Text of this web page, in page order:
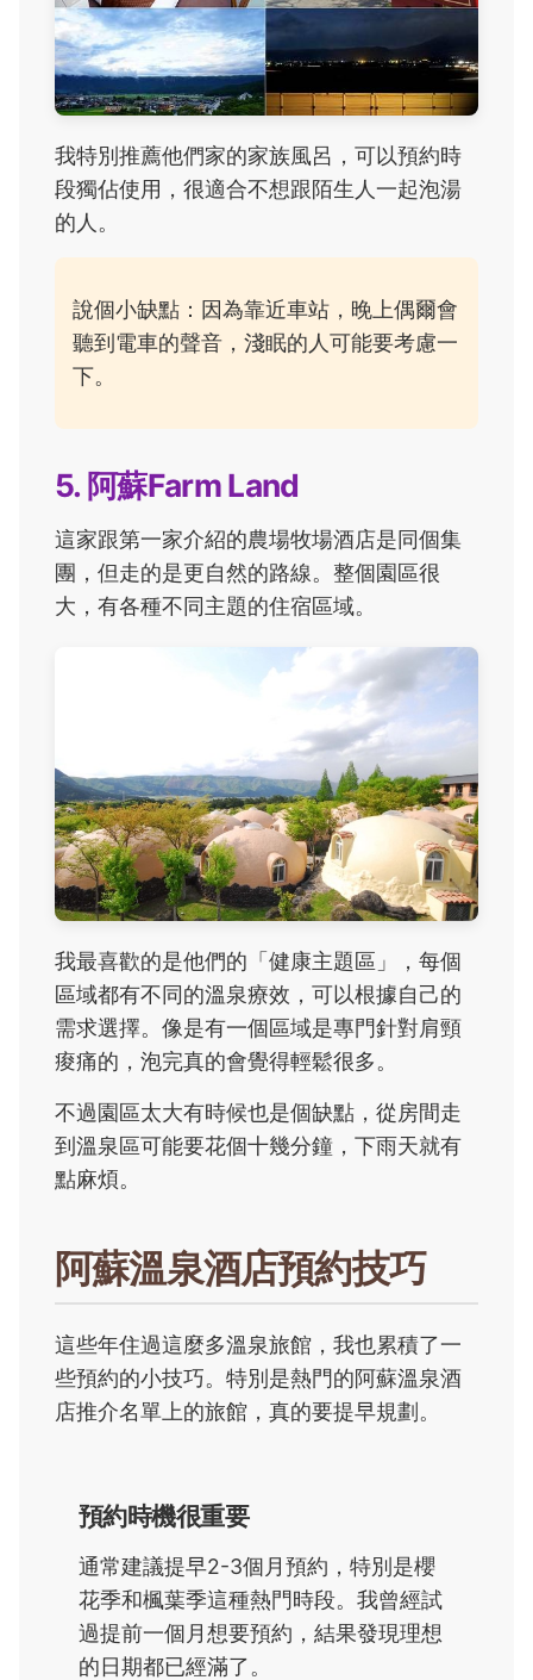
我特別推薦他們家的家族風呂，可以預約時
段獨佔使用，很適合不想跟陌生人一起泡湯
的人。
說個小缺點：因為靠近車站，晚上偶爾會
聽到電車的聲音，淺眠的人可能要考慮一
下。
5. 阿蘇Farm Land
這家跟第一家介紹的農場牧場酒店是同個集
團，但走的是更自然的路線。整個園區很
大，有各種不同主題的住宿區域。
我最喜歡的是他們的「健康主題區」，每個
區域都有不同的溫泉療效，可以根據自己的
需求選擇。像是有一個區域是專門針對肩頸
痠痛的，泡完真的會覺得輕鬆很多。
不過園區太大有時候也是個缺點，從房間走
到溫泉區可能要花個十幾分鐘，下雨天就有
點麻煩。
阿蘇溫泉酒店預約技巧
這些年住過這麼多溫泉旅館，我也累積了一
些預約的小技巧。特別是熱門的阿蘇溫泉酒
店推介名單上的旅館，真的要提早規劃。
預約時機很重要
通常建議提早2-3個月預約，特別是櫻
花季和楓葉季這種熱門時段。我曾經試
過提前一個月想要預約，結果發現理想
的日期都已經滿了。